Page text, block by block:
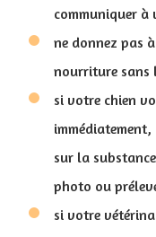
communiquer à
ne donnez pas
nourriture sans
si votre chien
sur la
photo ou
si votre